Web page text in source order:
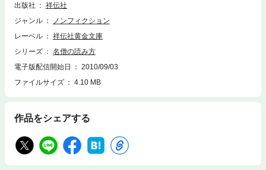
出版社
祥伝社
ジャンル
ノンフィクション
レーベル
祥伝社黄金文庫
シリーズ
名僧の読み方
電子版配信開始日
2010/09/03
ファイルサイズ
4.10 MB
作品をシェアする